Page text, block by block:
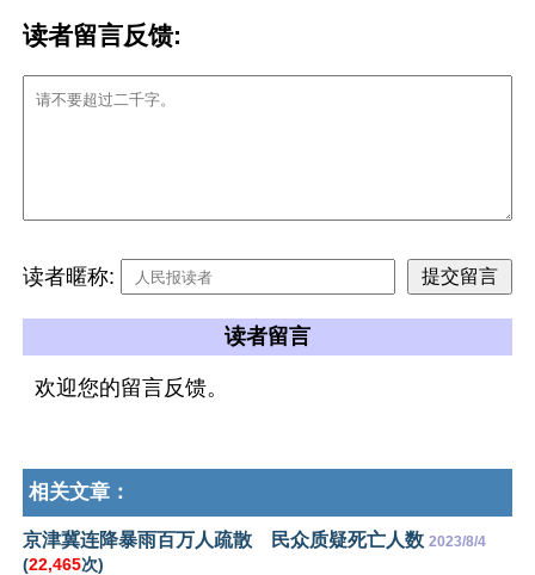
读者留言反馈:
读者暱称:
读者留言
欢迎您的留言反馈。
相关文章：
京津冀连降暴雨百万人疏散 民众质疑死亡人数 2023/8/4
(22,465次)